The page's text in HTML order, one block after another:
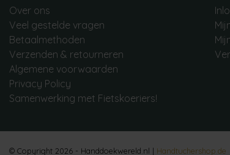
Over ons
Veel gestelde vragen
Betaalmethoden
Verzenden & retourneren
Algemene voorwaarden
Privacy Policy
Samenwerking met Fietskoeriers!
© Copyright 2026 - Handdoekwereld.nl | Handtuchershop.de